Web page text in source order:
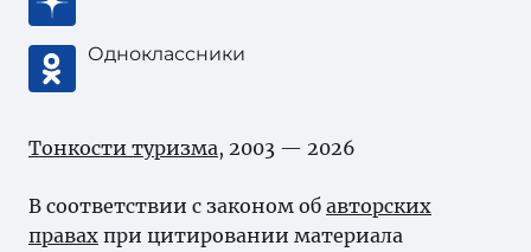
Одноклассники
Тонкости туризма, 2003 — 2026
В соответствии с законом об авторских
правах при цитировании материала